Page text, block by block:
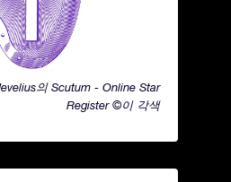
의 Scutum - Online Star
Register ©이 각색